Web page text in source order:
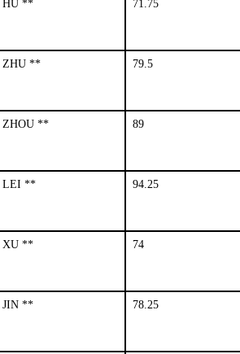
HU ** 71.75
ZHU ** 79.5
ZHOU ** 89
LEI ** 94.25
XU ** 74
JIN ** 78.25